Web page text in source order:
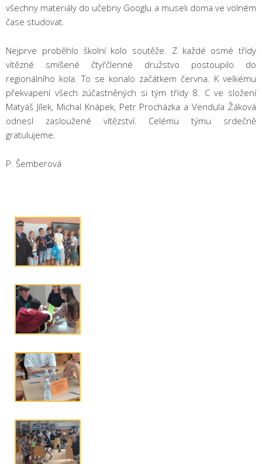
všechny materiály do učebny Googlu a museli doma ve volném
čase studovat.
Nejprve proběhlo školní kolo soutěže. Z každé osmé třídy
vítězné smíšené čtyřčlenné družstvo postoupilo do
regionálního kola. To se konalo začátkem června. K velkému
překvapení všech zúčastněných si tým třídy 8. C ve složení
Matyáš Jílek, Michal Knápek, Petr Procházka a Vendula Žáková
odnesl zasloužené vítězství. Celému týmu srdečně
gratulujeme.
P. Šemberová